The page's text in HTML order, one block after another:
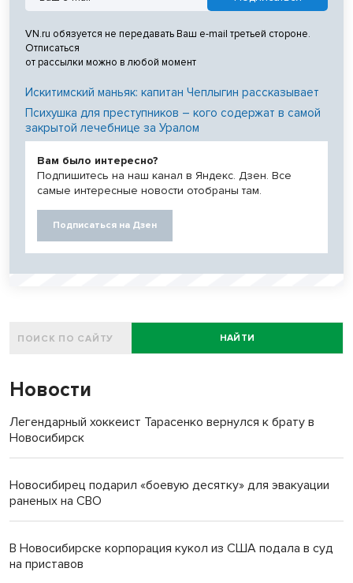
VN.ru обязуется не передавать Ваш e-mail третьей стороне.
Отписаться
от рассылки можно в любой момент
Искитимский маньяк: капитан Чеплыгин рассказывает
Психушка для преступников – кого содержат в самой
закрытой лечебнице за Уралом
Вам было интересно?
Подпишитесь на наш канал в Яндекс. Дзен. Все
самые интересные новости отобраны там.
Подписаться на Дзен
НАЙТИ
Новости
Легендарный хоккеист Тарасенко вернулся к брату в
Новосибирск
Новосибирец подарил «боевую десятку» для эвакуации
раненых на СВО
В Новосибирске корпорация кукол из США подала в суд
на приставов